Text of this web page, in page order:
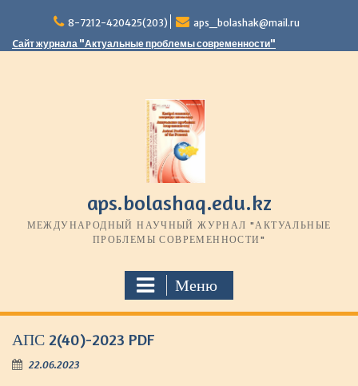
у
8-7212-420425(203)
aps_bolashak@mail.ru
Cайт журнала "Актуальные проблемы современности"
aps.bolashaq.edu.kz
МЕЖДУНАРОДНЫЙ НАУЧНЫЙ ЖУРНАЛ "АКТУАЛЬНЫЕ
ПРОБЛЕМЫ СОВРЕМЕННОСТИ"
Меню
АПС 2(40)-2023 PDF
22.06.2023